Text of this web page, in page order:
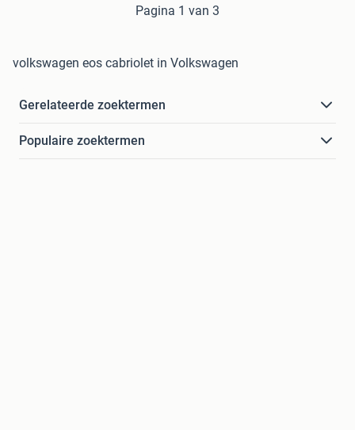
Pagina 1 van 3
volkswagen eos cabriolet in Volkswagen
Gerelateerde zoektermen
Populaire zoektermen